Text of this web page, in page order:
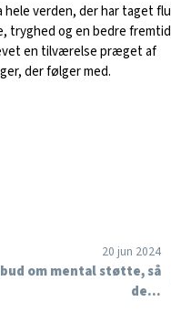
hele verden, der har taget
tryghed og en bedre
en tilværelse præget af
der følger med.
20 jun 2024
om mental støtte, så
de…